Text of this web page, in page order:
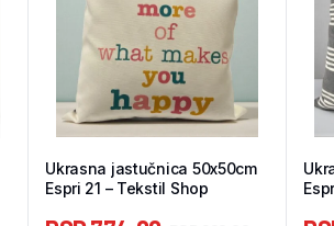
Ukrasna jastučnica 50x50cm
Espri 21 – Tekstil Shop